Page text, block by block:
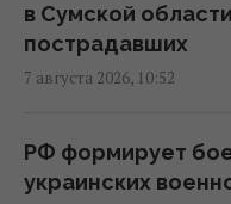
08:24 пятница, 07 августа
Камера в
когда нельзя
07:50 пятница, 07 августа
в Сумской
пострадавших
7 августа 2026, 10:52
РФ формирует
украинских